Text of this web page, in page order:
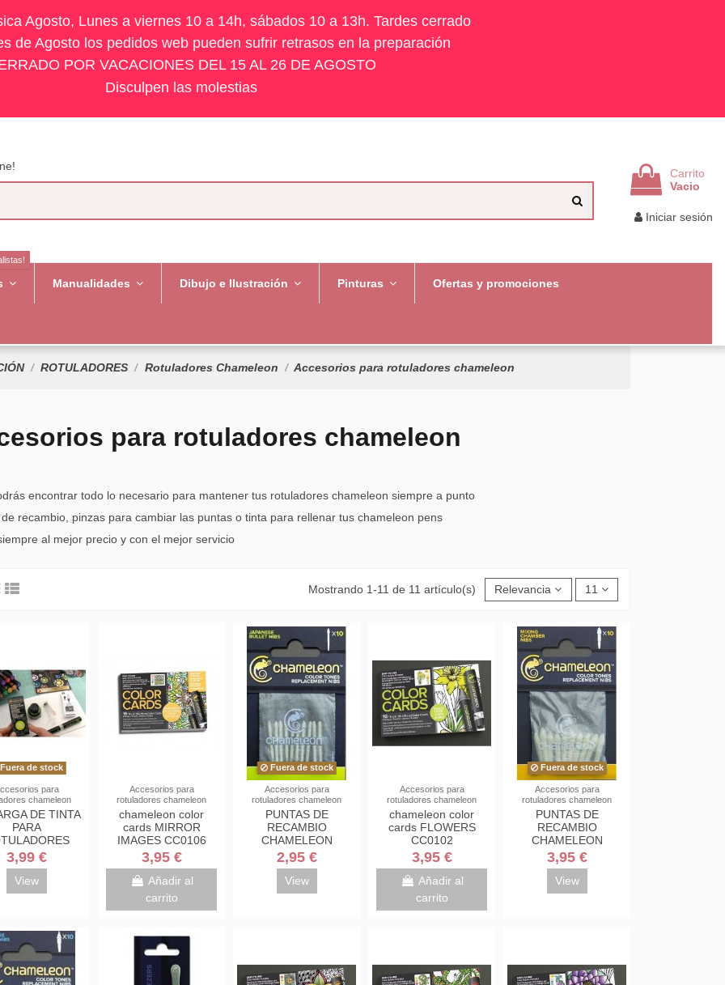
Agosto, Lunes a viernes 10 a 14h, sábados 10 a 13h. Tardes cerrado
de Agosto los pedidos web pueden sufrir retrasos en la preparación
POR VACACIONES DEL 15 AL 26 DE AGOSTO
Disculpen las molestias
Carrito
Vacio
Iniciar sesión
Manualidades Dibujo e Ilustración Pinturas Ofertas y promociones
ROTULADORES Rotuladores Chameleon Accesorios para rotuladores chameleon
para rotuladores chameleon
encontrar todo lo necesario para mantener tus rotuladores chameleon siempre a punto
de recambio, pinzas para cambiar las puntas o tinta para rellenar tus chameleon pens
al mejor precio y con el mejor servicio
Mostrando 1-11 de 11 artículo(s) Relevancia 11
de stock
para
chameleon
DE TINTA
PARA
PENS
3,99 €
View
Accesorios para
rotuladores chameleon
chameleon color
cards MIRROR
IMAGES CC0106
3,95 €
Añadir al
carrito
Fuera de stock
Accesorios para
rotuladores chameleon
PUNTAS DE
RECAMBIO
CHAMELEON
BULLET NIBS P/10
2,95 €
View
Accesorios para
rotuladores chameleon
chameleon color
cards FLOWERS
CC0102
3,95 €
Añadir al
carrito
Fuera de stock
Accesorios para
rotuladores chameleon
PUNTAS DE
RECAMBIO
CHAMELEON
MIXING CHAMBER
NIBS P/10
3,95 €
View